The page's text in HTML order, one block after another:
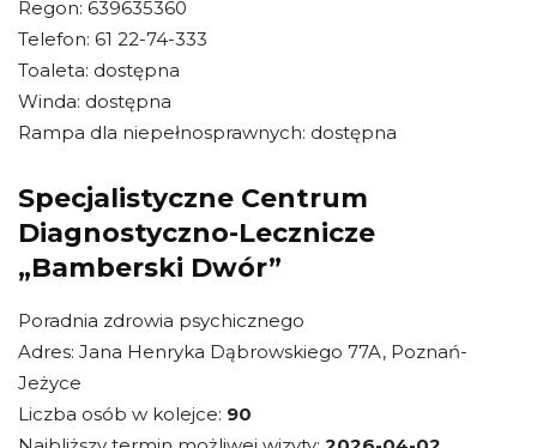
Regon: 639635360
Telefon: 61 22-74-333
Toaleta: dostępna
Winda: dostępna
Rampa dla niepełnosprawnych: dostępna
Specjalistyczne Centrum
Diagnostyczno-Lecznicze
„Bamberski Dwór”
Poradnia zdrowia psychicznego
Adres: Jana Henryka Dąbrowskiego 77A, Poznań-
Jeżyce
Liczba osób w kolejce: 90